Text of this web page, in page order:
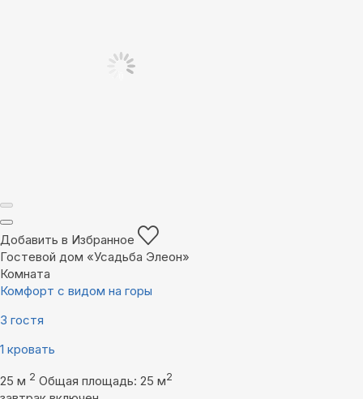
Добавить в Избранное
Гостевой дом «Усадьба Элеон»
Комната
Комфорт с видом на горы
3 гостя
1 кровать
25 м 2 Общая площадь: 25 м2